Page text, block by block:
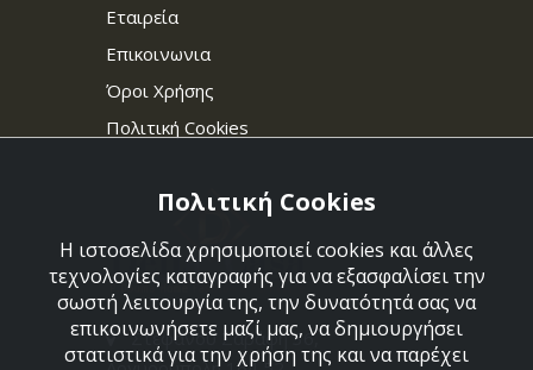
Εταιρεία
Επικοινωνια
Όροι Χρήσης
Πολιτική Cookies
Στεφάνου Σαράφη 36,
Πολιτική Cookies
Η ιστοσελίδα χρησιμοποιεί cookies και άλλες
τεχνολογίες καταγραφής για να εξασφαλίσει την
σωστή λειτουργία της, την δυνατότητά σας να
επικοινωνήσετε μαζί μας, να δημιουργήσει
στατιστικά για την χρήση της και να παρέχει